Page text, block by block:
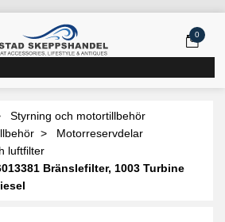
0
Styrning och motortillbehör
Motorreservdelar
luftfilter
Bränslefilter, 1003 Turbine